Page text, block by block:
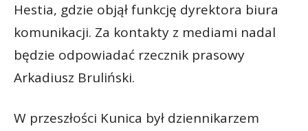
Hestia, gdzie objął funkcję dyrektora biura
komunikacji. Za kontakty z mediami nadal
będzie odpowiadać rzecznik prasowy
Arkadiusz Bruliński.
W przeszłości Kunica był dziennikarzem